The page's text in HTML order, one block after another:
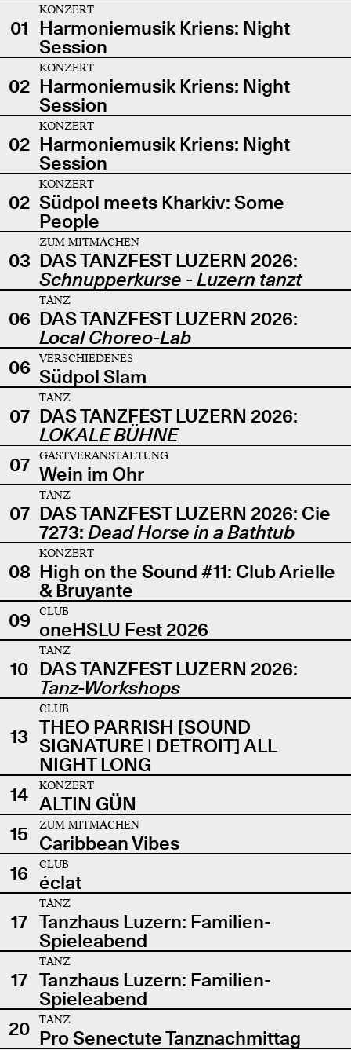
01
KONZERT
Harmoniemusik Kriens: Night
Session
02
KONZERT
Harmoniemusik Kriens: Night
Session
02
KONZERT
Harmoniemusik Kriens: Night
Session
02
KONZERT
Südpol meets Kharkiv: Some
People
03
ZUM MITMACHEN
DAS TANZFEST LUZERN 2026:
Schnupperkurse - Luzern tanzt
06
TANZ
DAS TANZFEST LUZERN 2026:
Local Choreo-Lab
06
VERSCHIEDENES
Südpol Slam
07
TANZ
DAS TANZFEST LUZERN 2026:
LOKALE BÜHNE
07
GASTVERANSTALTUNG
Wein im Ohr
07
TANZ
DAS TANZFEST LUZERN 2026: Cie
7273: Dead Horse in a Bathtub
08
KONZERT
High on the Sound #11: Club Arielle
& Bruyante
09
CLUB
oneHSLU Fest 2026
10
TANZ
DAS TANZFEST LUZERN 2026:
Tanz-Workshops
13
CLUB
THEO PARRISH [SOUND
SIGNATURE | DETROIT] ALL
NIGHT LONG
14
KONZERT
ALTIN GÜN
15
ZUM MITMACHEN
Caribbean Vibes
16
CLUB
éclat
17
TANZ
Tanzhaus Luzern: Familien-
Spieleabend
17
TANZ
Tanzhaus Luzern: Familien-
Spieleabend
20
TANZ
Pro Senectute Tanznachmittag